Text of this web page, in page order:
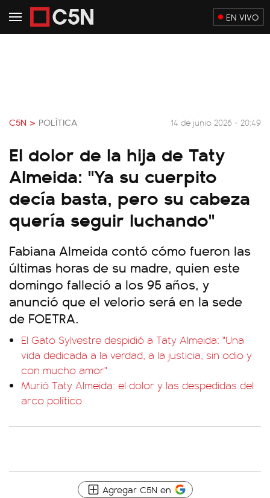
EN VIVO
C5N > POLÍTICA 14 de junio 2026 - 20:49
El dolor de la hija de Taty
Almeida: "Ya su cuerpito
decía basta, pero su cabeza
quería seguir luchando"
Fabiana Almeida contó cómo fueron las
últimas horas de su madre, quien este
domingo falleció a los 95 años, y
anunció que el velorio será en la sede
de FOETRA.
El Gato Sylvestre despidió a Taty Almeida: "Una
vida dedicada a la verdad, a la justicia, sin odio y
con mucho amor"
Murió Taty Almeida: el dolor y las despedidas del
arco político
Agregar C5N en